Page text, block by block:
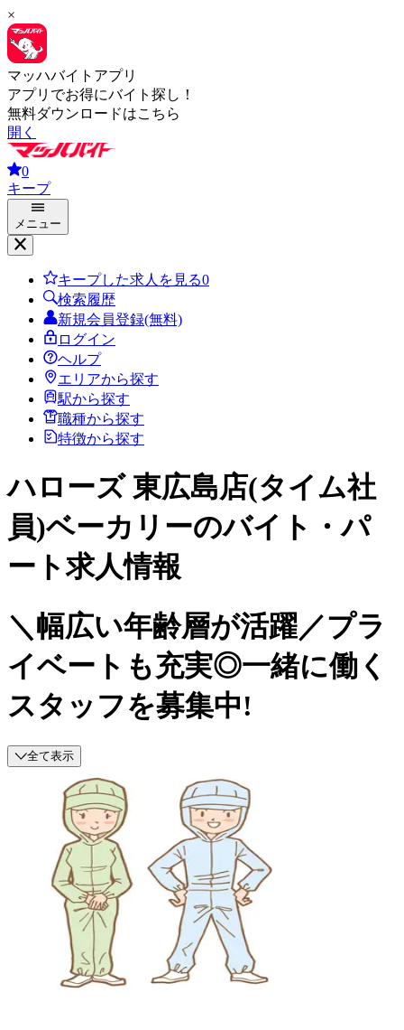
×
マッハバイトアプリ
アプリでお得にバイト探し！
無料ダウンロードはこちら
開く
0
キープ
メニュー
キープした求人を見る0
検索履歴
新規会員登録(無料)
ログイン
ヘルプ
エリアから探す
駅から探す
職種から探す
特徴から探す
ハローズ 東広島店(タイム社
員)ベーカリーのバイト・パ
ート求人情報
＼幅広い年齢層が活躍／プラ
イベートも充実◎一緒に働く
スタッフを募集中!
全て表示